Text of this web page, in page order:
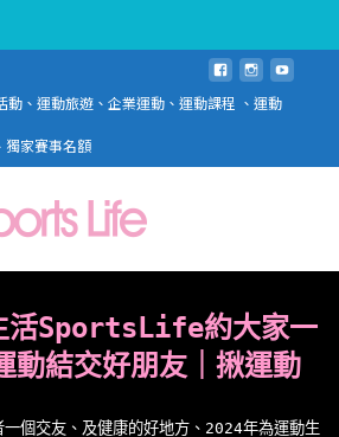
、運動旅遊、企業運動、運動課程 、運動
家賽事名額
活SportsLife約大家一
動結交好朋友｜揪運動
個交友、及健康的好地方、 2024年為運動生